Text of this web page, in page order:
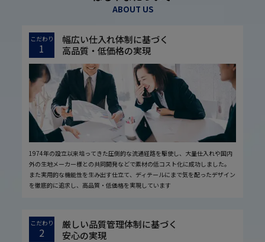
ABOUT US
こだわり
1
幅広い仕入れ体制に基づく
高品質・低価格の実現
1974年の設立以来培ってきた圧倒的な流通経路を駆使し、大量仕入れや国内
外の生地メーカー様との共同開発などで素材の低コスト化に成功しました。
また実用的な機能性を生み出す仕立て、ディテールにまで気を配ったデザイン
を徹底的に追求し、高品質・低価格を実現しています
こだわり
2
厳しい品質管理体制に基づく
安心の実現